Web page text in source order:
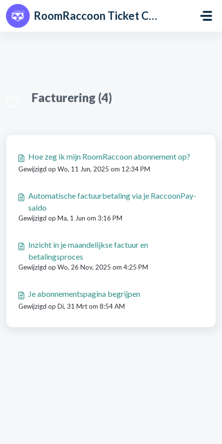
Doorgaan naar hoofdinhoud
RoomRaccoon Ticket Centre
Facturering (4)
Hoe zeg ik mijn RoomRaccoon abonnement op?
Gewijzigd op Wo, 11 Jun, 2025 om 12:34 PM
Automatische factuurbetaling via je RaccoonPay-
saldo
Gewijzigd op Ma, 1 Jun om 3:16 PM
Inzicht in je maandelijkse factuur en
betalingsproces
Gewijzigd op Wo, 26 Nov, 2025 om 4:25 PM
Je abonnementspagina begrijpen
Gewijzigd op Di, 31 Mrt om 8:54 AM